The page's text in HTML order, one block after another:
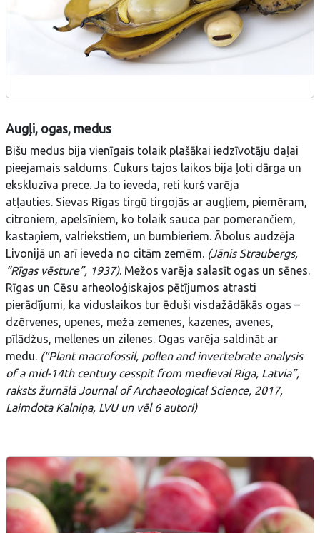
Augļi, ogas, medus
Bišu medus bija vienīgais tolaik plašākai iedzīvotāju daļai
pieejamais saldums. Cukurs tajos laikos bija ļoti dārga un
ekskluzīva prece. Ja to ieveda, reti kurš varēja
atļauties. Sievas Rīgas tirgū tirgojās ar augļiem, piemēram,
citroniem, apelsīniem, ko tolaik sauca par pomerančiem,
kastaņiem, valriekstiem, un bumbieriem. Ābolus audzēja
Livonijā un arī ieveda no citām zemēm. (Jānis Straubergs,
“Rīgas vēsture”, 1937). Mežos varēja salasīt ogas un sēnes.
Rīgas un Cēsu arheoloģiskajos pētījumos atrasti
pierādījumi, ka viduslaikos tur ēduši visdažādākās ogas –
dzērvenes, upenes, meža zemenes, kazenes, avenes,
pīlādžus, mellenes un zilenes. Ogas varēja saldināt ar
medu. (“Plant macrofossil, pollen and invertebrate analysis
of a mid-14th century cesspit from medieval Riga, Latvia”,
raksts žurnālā Journal of Archaeological Science, 2017,
Laimdota Kalniņa, LVU un vēl 6 autori)